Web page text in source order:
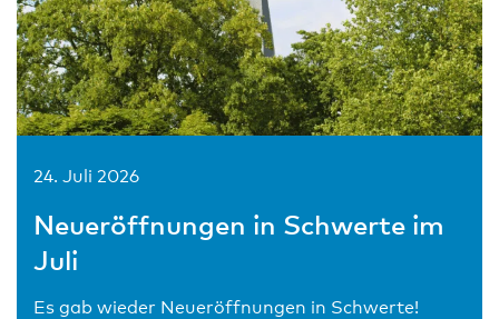
24. Juli 2026
Neueröffnungen in Schwerte im
Juli
Es gab wieder Neueröffnungen in Schwerte!